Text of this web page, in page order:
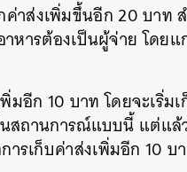
าส่งเพิ่มขึ้นอีก 20 บาท
ารต้องเป็นผู้จ่าย โดยแ
อีก 10 บาท โดยจะเริ่ม
สถานการณ์แบบนี้ แต่แล้
รเก็บค่าส่งเพิ่มอีก 10 บ
TWEET LINE EMAIL